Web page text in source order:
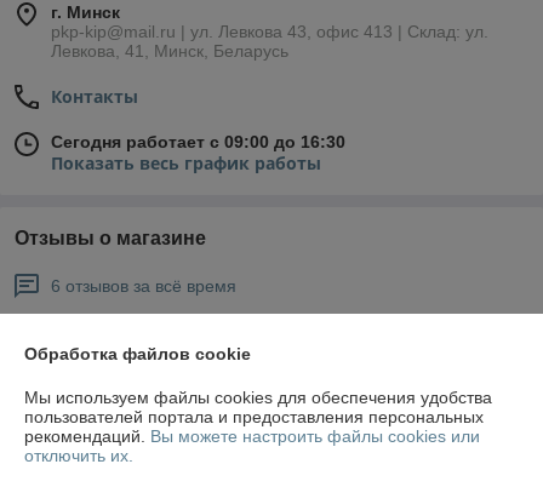
г. Минск
pkp-kip@mail.ru | ул. Левкова 43, офис 413 | Склад: ул.
Левкова, 41, Минск, Беларусь
Контакты
Сегодня работает с 09:00 до 16:30
Показать весь график работы
Отзывы о магазине
6 отзывов за всё время
Отличная компания. Ни разу не разочаровала за 10 лет
сотрудничества. Грамотные и дисциплинированные специалисты,
Обработка файлов cookie
Мы используем файлы cookies для обеспечения удобства
пользователей портала и предоставления персональных
рекомендаций. Вы можете настроить файлы cookies или
отключить их.